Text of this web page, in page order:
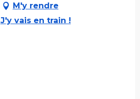
M'y rendre
J'y vais en train !